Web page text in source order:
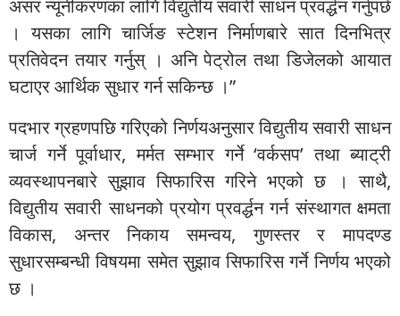
असर न्यूनीकरणका लागि विद्युतीय सवारी साधन प्रवर्द्धन गर्नुपर्छ
। यसका लागि चार्जिङ स्टेशन निर्माणबारे सात दिनभित्र
प्रतिवेदन तयार गर्नुस् । अनि पेट्रोल तथा डिजेलको आयात
घटाएर आर्थिक सुधार गर्न सकिन्छ ।”
पदभार ग्रहणपछि गरिएको निर्णयअनुसार विद्युतीय सवारी साधन
चार्ज गर्ने पूर्वाधार, मर्मत सम्भार गर्ने ‘वर्कसप’ तथा ब्याट्री
व्यवस्थापनबारे सुझाव सिफारिस गरिने भएको छ । साथै,
विद्युतीय सवारी साधनको प्रयोग प्रवर्द्धन गर्न संस्थागत क्षमता
विकास, अन्तर निकाय समन्वय, गुणस्तर र मापदण्ड
सुधारसम्बन्धी विषयमा समेत सुझाव सिफारिस गर्ने निर्णय भएको
छ ।